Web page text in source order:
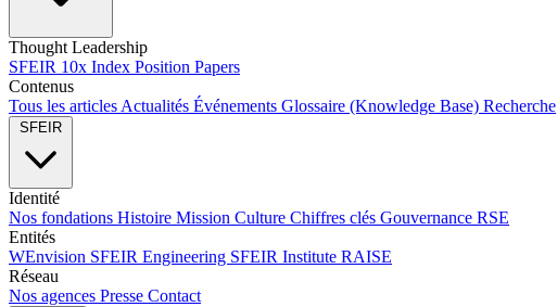
Thought Leadership
SFEIR 10x Index Position Papers
Contenus
Tous les articles Actualités Événements Glossaire (Knowledge Base) Recherche
SFEIR
Identité
Nos fondations Histoire Mission Culture Chiffres clés Gouvernance RSE
Entités
WEnvision SFEIR Engineering SFEIR Institute RAISE
Réseau
Nos agences Presse Contact